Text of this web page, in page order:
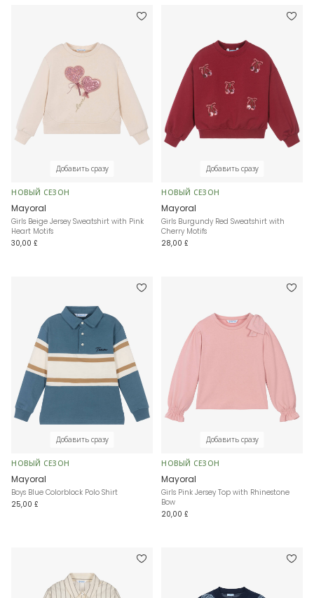
Добавить сразу
НОВЫЙ СЕЗОН
Mayoral
Girls Beige Jersey Sweatshirt with Pink
Heart Motifs
30,00 £
Добавить сразу
НОВЫЙ СЕЗОН
Mayoral
Girls Burgundy Red Sweatshirt with
Cherry Motifs
28,00 £
Добавить сразу
НОВЫЙ СЕЗОН
Mayoral
Boys Blue Colorblock Polo Shirt
25,00 £
Добавить сразу
НОВЫЙ СЕЗОН
Mayoral
Girls Pink Jersey Top with Rhinestone
Bow
20,00 £